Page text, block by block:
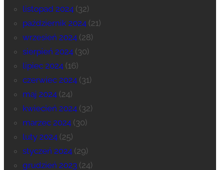
listopad 2024(32)
październik 2024(21)
wrzesień 2024(28)
sierpień 2024(30)
lipiec 2024(16)
czerwiec 2024(31)
maj 2024(24)
kwiecień 2024(32)
marzec 2024(30)
luty 2024(25)
styczeń 2024(29)
grudzień 2023 (24)